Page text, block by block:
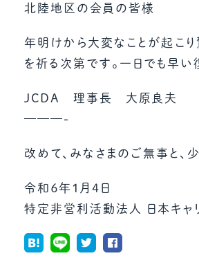
北陸地区の会員の皆様
年明けから大変なことが起こ
を祈る次第です。一日でも早い
JCDA 理事長 大原良夫
———-
改めて、みなさまのご無事と、
令和６年１月４日
特定非営利活動法人 日本キャ